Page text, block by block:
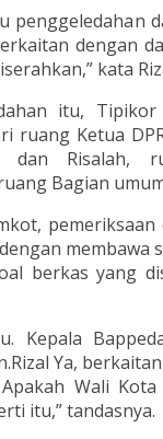
penggeledahan
dengan
kata
itu,
ruang Ketua
dan Risalah,
Bagian
membawa
berkas yang
Kepala
Ya,
Wali
itu,” tandasnya.